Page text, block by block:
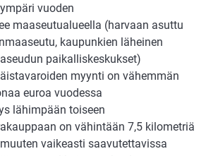
vuoden
maaseutualueella (harvaan asuttu
kaupunkien läheinen
paikalliskeskukset)
myynti on vähemmän
euroa vuodessa
lähimpään toiseen
on vähintään 7,5 kilometriä
vaikeasti saavutettavissa